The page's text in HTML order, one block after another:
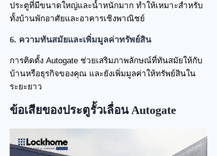
ประตูที่มีขนาดใหญ่และน้ำหนักมาก ทำให้เหมาะสำหรับ
ทั้งบ้านพักอาศัยและอาคารเชิงพาณิชย์
6. ความทันสมัยและเพิ่มมูลค่าทรัพย์สิน
การติดตั้ง Autogate ช่วยเสริมภาพลักษณ์ที่ทันสมัยให้กับ
บ้านหรือธุรกิจของคุณ และยังเพิ่มมูลค่าให้ทรัพย์สินใน
ระยะยาว
ข้อเสียของประตูรั้วเลื่อน Autogate